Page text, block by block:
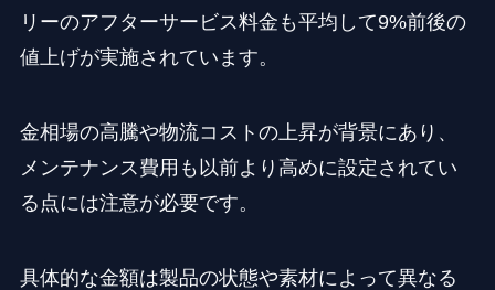
リーのアフターサービス料金も平均して9%前後の
値上げが実施されています。
金相場の高騰や物流コストの上昇が背景にあり、
メンテナンス費用も以前より高めに設定されてい
る点には注意が必要です。
具体的な金額は製品の状態や素材によって異なる